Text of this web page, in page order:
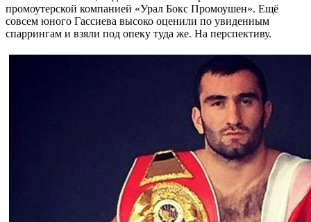
промоутерской компанией «Урал Бокс Промоушен». Ещё
совсем юного Гассиева высоко оценили по увиденным
спаррингам и взяли под опеку туда же. На перспективу.